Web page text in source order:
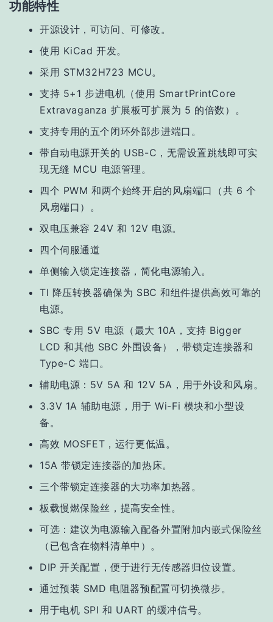
功能特性
开源设计，可访问、可修改。
使用 KiCad 开发。
采用 STM32H723 MCU。
支持 5+1 步进电机（使用 SmartPrintCore
Extravaganza 扩展板可扩展为 5 的倍数）。
支持专用的五个闭环外部步进端口。
带自动电源开关的 USB-C，无需设置跳线即可实
现无缝 MCU 电源管理。
四个 PWM 和两个始终开启的风扇端口（共 6 个
风扇端口）。
双电压兼容 24V 和 12V 电源。
四个伺服通道
单侧输入锁定连接器，简化电源输入。
TI 降压转换器确保为 SBC 和组件提供高效可靠的
电源。
SBC 专用 5V 电源（最大 10A，支持 Bigger
LCD 和其他 SBC 外围设备），带锁定连接器和
Type-C 端口。
辅助电源：5V 5A 和 12V 5A，用于外设和风扇。
3.3V 1A 辅助电源，用于 Wi-Fi 模块和小型设
备。
高效 MOSFET，运行更低温。
15A 带锁定连接器的加热床。
三个带锁定连接器的大功率加热器。
板载慢燃保险丝，提高安全性。
可选：建议为电源输入配备外置附加内嵌式保险丝
（已包含在物料清单中）。
DIP 开关配置，便于进行无传感器归位设置。
通过预装 SMD 电阻器预配置可切换微步。
用于电机 SPI 和 UART 的缓冲信号。